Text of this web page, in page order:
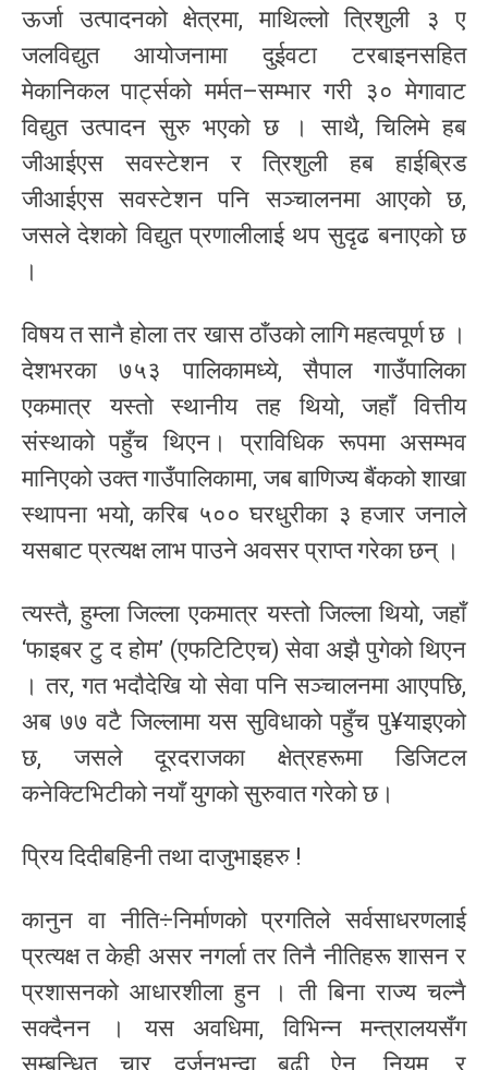
ऊर्जा उत्पादनको क्षेत्रमा, माथिल्लो त्रिशुली ३ ए
जलविद्युत आयोजनामा दुईवटा टरबाइनसहित
मेकानिकल पार्ट्सको मर्मत–सम्भार गरी ३० मेगावाट
विद्युत उत्पादन सुरु भएको छ । साथै, चिलिमे हब
जीआईएस सवस्टेशन र त्रिशुली हब हाईब्रिड
जीआईएस सवस्टेशन पनि सञ्चालनमा आएको छ,
जसले देशको विद्युत प्रणालीलाई थप सुदृढ बनाएको छ
।
विषय त सानै होला तर खास ठाँउको लागि महत्वपूर्ण छ ।
देशभरका ७५३ पालिकामध्ये, सैपाल गाउँपालिका
एकमात्र यस्तो स्थानीय तह थियो, जहाँ वित्तीय
संस्थाको पहुँच थिएन। प्राविधिक रूपमा असम्भव
मानिएको उक्त गाउँपालिकामा, जब बाणिज्य बैंकको शाखा
स्थापना भयो, करिब ५०० घरधुरीका ३ हजार जनाले
यसबाट प्रत्यक्ष लाभ पाउने अवसर प्राप्त गरेका छन् ।
त्यस्तै, हुम्ला जिल्ला एकमात्र यस्तो जिल्ला थियो, जहाँ
‘फाइबर टु द होम’ (एफटिटिएच) सेवा अझै पुगेको थिएन
। तर, गत भदौदेखि यो सेवा पनि सञ्चालनमा आएपछि,
अब ७७ वटै जिल्लामा यस सुविधाको पहुँच पु¥याइएको
छ, जसले दूरदराजका क्षेत्रहरूमा डिजिटल
कनेक्टिभिटीको नयाँ युगको सुरुवात गरेको छ।
प्रिय दिदीबहिनी तथा दाजुभाइहरु !
कानुन वा नीति÷निर्माणको प्रगतिले सर्वसाधरणलाई
प्रत्यक्ष त केही असर नगर्ला तर तिनै नीतिहरू शासन र
प्रशासनको आधारशीला हुन । ती बिना राज्य चल्नै
सक्दैनन । यस अवधिमा, विभिन्न मन्त्रालयसँग
सम्बन्धित चार दर्जनभन्दा बढी ऐन, नियम, र